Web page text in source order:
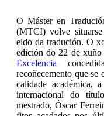
O Máster en
(MTCI) volve
eido da tradución. O
edición do 22 de xuño
Excelencia
recoñecemento que se
calidade académica,
internacional do
mestrado, Óscar